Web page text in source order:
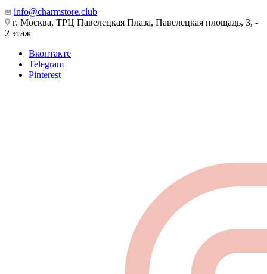
info@charmstore.club
г. Москва, ТРЦ Павелецкая Плаза, Павелецкая площадь, 3, -
2 этаж
Вконтакте
Telegram
Pinterest